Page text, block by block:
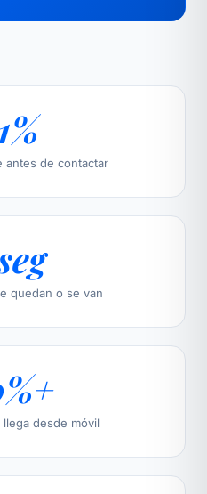
antes de contactar
quedan o se van
desde móvil